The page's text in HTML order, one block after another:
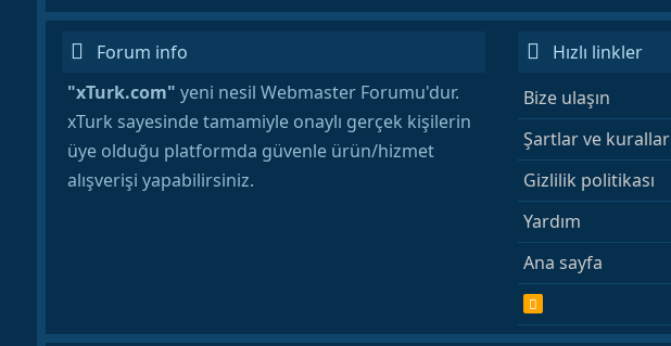
Forum info
"xTurk.com" yeni nesil Webmaster Forumu'dur.
xTurk sayesinde tamamiyle onaylı gerçek kişilerin
üye olduğu platformda güvenle ürün/hizmet
alışverişi yapabilirsiniz.
Hızlı linkler
Bize ulaşın
Şartlar ve kurallar
Gizlilik politikası
Yardım
Ana sayfa
R
S
S